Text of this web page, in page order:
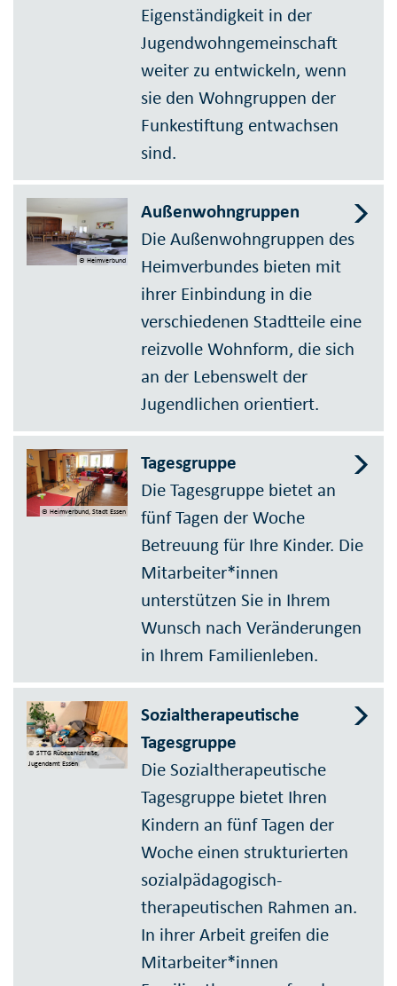
Eigenständigkeit in der
Jugendwohngemeinschaft
weiter zu entwickeln, wenn
sie den Wohngruppen der
Funkestiftung entwachsen
sind.
© Heimverbund
Außenwohngruppen
Die Außenwohngruppen des
Heimverbundes bieten mit
ihrer Einbindung in die
verschiedenen Stadtteile eine
reizvolle Wohnform, die sich
an der Lebenswelt der
Jugendlichen orientiert.
© Heimverbund, Stadt Essen
Tagesgruppe
Die Tagesgruppe bietet an
fünf Tagen der Woche
Betreuung für Ihre Kinder. Die
Mitarbeiter*innen
unterstützen Sie in Ihrem
Wunsch nach Veränderungen
in Ihrem Familienleben.
© STTG Rübezahlstraße,
Jugendamt Essen
Sozialtherapeutische
Tagesgruppe
Die Sozialtherapeutische
Tagesgruppe bietet Ihren
Kindern an fünf Tagen der
Woche einen strukturierten
sozialpädagogisch-
therapeutischen Rahmen an.
In ihrer Arbeit greifen die
Mitarbeiter*innen